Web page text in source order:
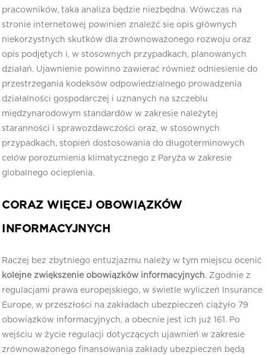
pracowników, taka analiza będzie niezbędna. Wówczas na
stronie internetowej powinien znaleźć się opis głównych
niekorzystnych skutków dla zrównoważonego rozwoju oraz
opis podjętych i, w stosownych przypadkach, planowanych
działań. Ujawnienie powinno zawierać również odniesienie do
przestrzegania kodeksów odpowiedzialnego prowadzenia
działalności gospodarczej i uznanych na szczeblu
międzynarodowym standardów w zakresie należytej
staranności i sprawozdawczości oraz, w stosownych
przypadkach, stopień dostosowania do długoterminowych
celów porozumienia klimatycznego z Paryża w zakresie
globalnego ocieplenia.
CORAZ WIĘCEJ OBOWIĄZKÓW
INFORMACYJNYCH
Raczej bez zbytniego entuzjazmu należy w tym miejscu ocenić
kolejne zwiększenie obowiązków informacyjnych. Zgodnie z
regulacjami prawa europejskiego, w świetle wyliczeń Insurance
Europe, w przeszłości na zakładach ubezpieczeń ciążyło 79
obowiązków informacyjnych, a obecnie jest ich już 161. Po
wejściu w życie regulacji dotyczących ujawnień w zakresie
zrównoważonego finansowania zakłady ubezpieczeń będą